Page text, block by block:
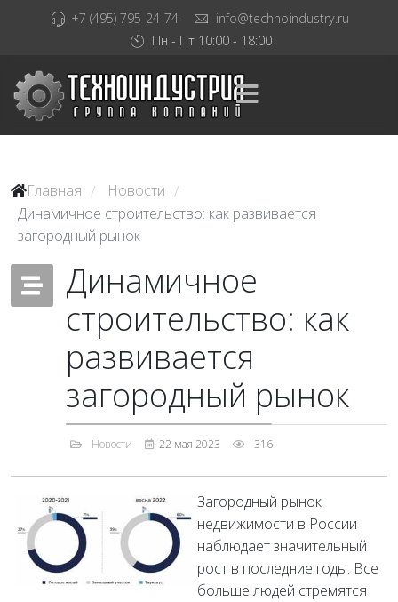
+7 (495) 795-24-74
info@technoindustry.ru
Пн - Пт 10:00 - 18:00
Главная / Новости /
Динамичное строительство: как развивается
загородный рынок
Динамичное
строительство: как
развивается
загородный рынок
Новости 22 мая 2023 316
Загородный рынок
недвижимости в России
наблюдает значительный
рост в последние годы. Все
больше людей стремятся